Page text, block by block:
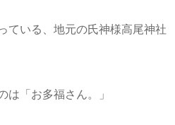
ている、地元の氏神様高尾神社
は「お多福さん。」